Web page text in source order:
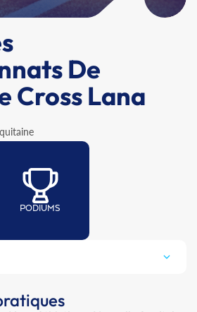
De
Cross Lana
PODIUMS